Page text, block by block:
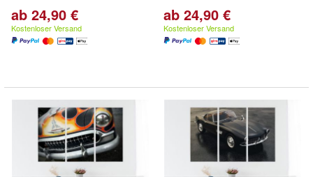
ab 24,90 €
Kostenloser Versand
ab 24,90 €
Kostenloser Versand